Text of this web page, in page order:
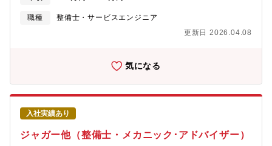
す。【具体的には】■点検業務：ハンドル操作やブレーキの利き、
ベルトやオイルの劣化などをチェックし、問題がある箇所の修
どの為、問題がある箇所の修理、部品交換を行います。■国産車の
ができる点も魅力です。これまでの知識・技術を生かし、幅広
く、深いスキルを身に付け、成長できる環境です。【配属先情
報】Audi広島
職種
整備士・サービスエンジニア
更新日 2026.04.08
気になる
入社実績あり
ジャガー他（整備士・メカニック･アドバイザー）